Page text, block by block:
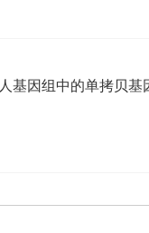
因组中的单拷贝基